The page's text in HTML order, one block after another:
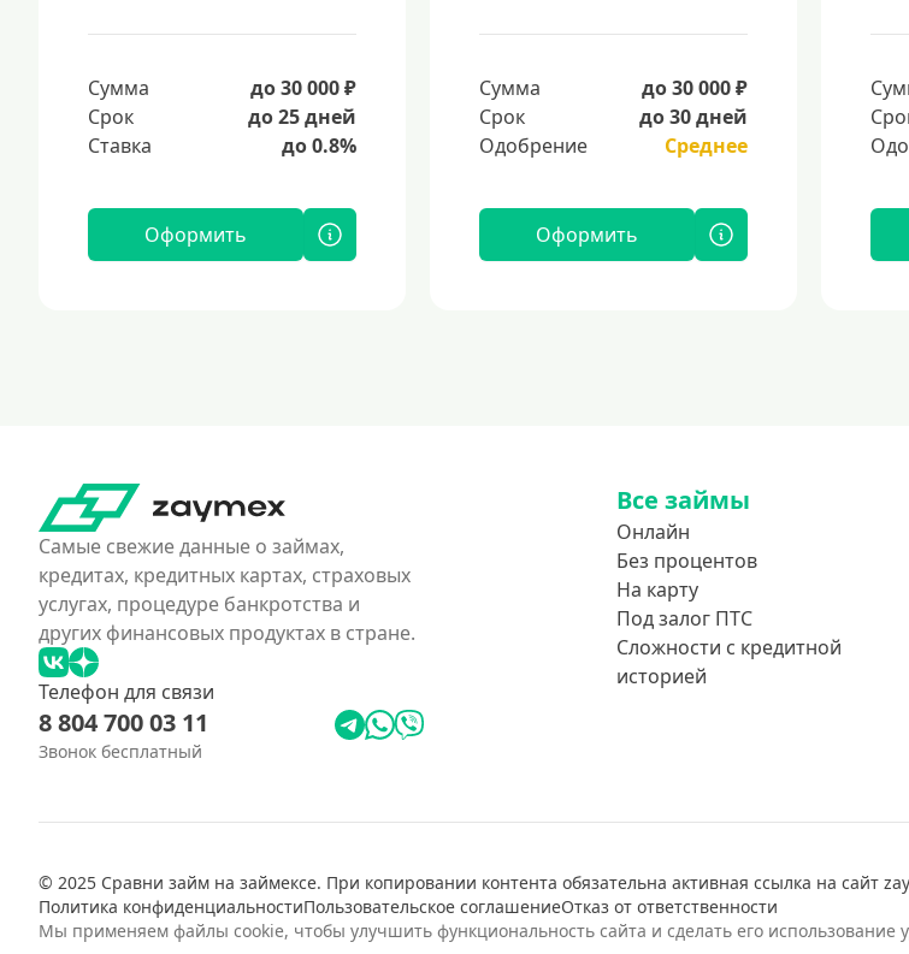
Сумма
до 30 000 ₽
Срок
до 25 дней
Ставка
до 0.8%
Оформить
Сумма
до 30 000 ₽
Срок
до 30 дней
Одобрение
Среднее
Оформить
Самые свежие данные о займах,
кредитах, кредитных картах, страховых
услугах, процедуре банкротства и
других финансовых продуктах в стране.
Телефон для связи
8 804 700 03 11
Звонок бесплатный
Все займы
Онлайн
Без процентов
На карту
Под залог ПТС
Сложности с кредитной
историей
© 2025 Сравни займ на займексе. При копировании контента обязательна активная ссылка на сайт
Политика конфиденциальностиПользовательское соглашениеОтказ от ответственности
Мы применяем файлы cookie, чтобы улучшить функциональность сайта и сделать его использование